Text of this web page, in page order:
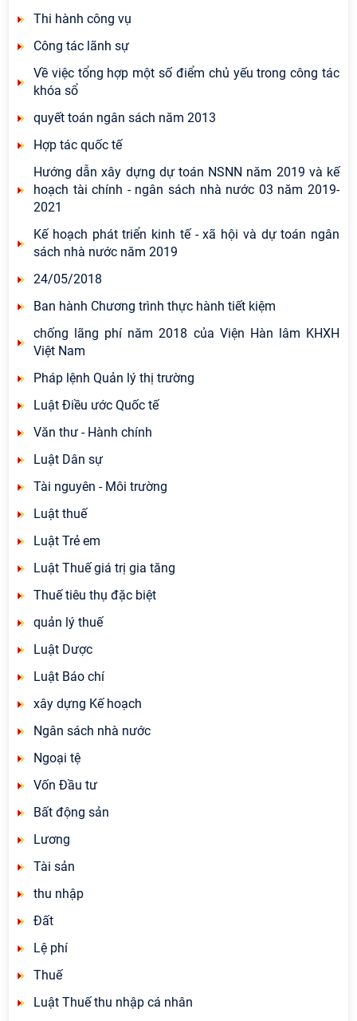
Thi hành công vụ
Công tác lãnh sự
Về việc tổng hợp một số điểm chủ yếu trong công tác
khóa sổ
quyết toán ngân sách năm 2013
Hợp tác quốc tế
Hướng dẫn xây dựng dự toán NSNN năm 2019 và kế
hoạch tài chính - ngân sách nhà nước 03 năm 2019-
2021
Kế hoạch phát triển kinh tế - xã hội và dự toán ngân
sách nhà nước năm 2019
24/05/2018
Ban hành Chương trình thực hành tiết kiệm
chống lãng phí năm 2018 của Viện Hàn lâm KHXH
Việt Nam
Pháp lệnh Quản lý thị trường
Luật Điều ước Quốc tế
Văn thư - Hành chính
Luật Dân sự
Tài nguyên - Môi trường
Luật thuế
Luật Trẻ em
Luật Thuế giá trị gia tăng
Thuế tiêu thụ đặc biệt
quản lý thuế
Luật Dược
Luật Báo chí
xây dựng Kế hoạch
Ngân sách nhà nước
Ngoại tệ
Vốn Đầu tư
Bất động sản
Lương
Tài sản
thu nhập
Đất
Lệ phí
Thuế
Luật Thuế thu nhập cá nhân